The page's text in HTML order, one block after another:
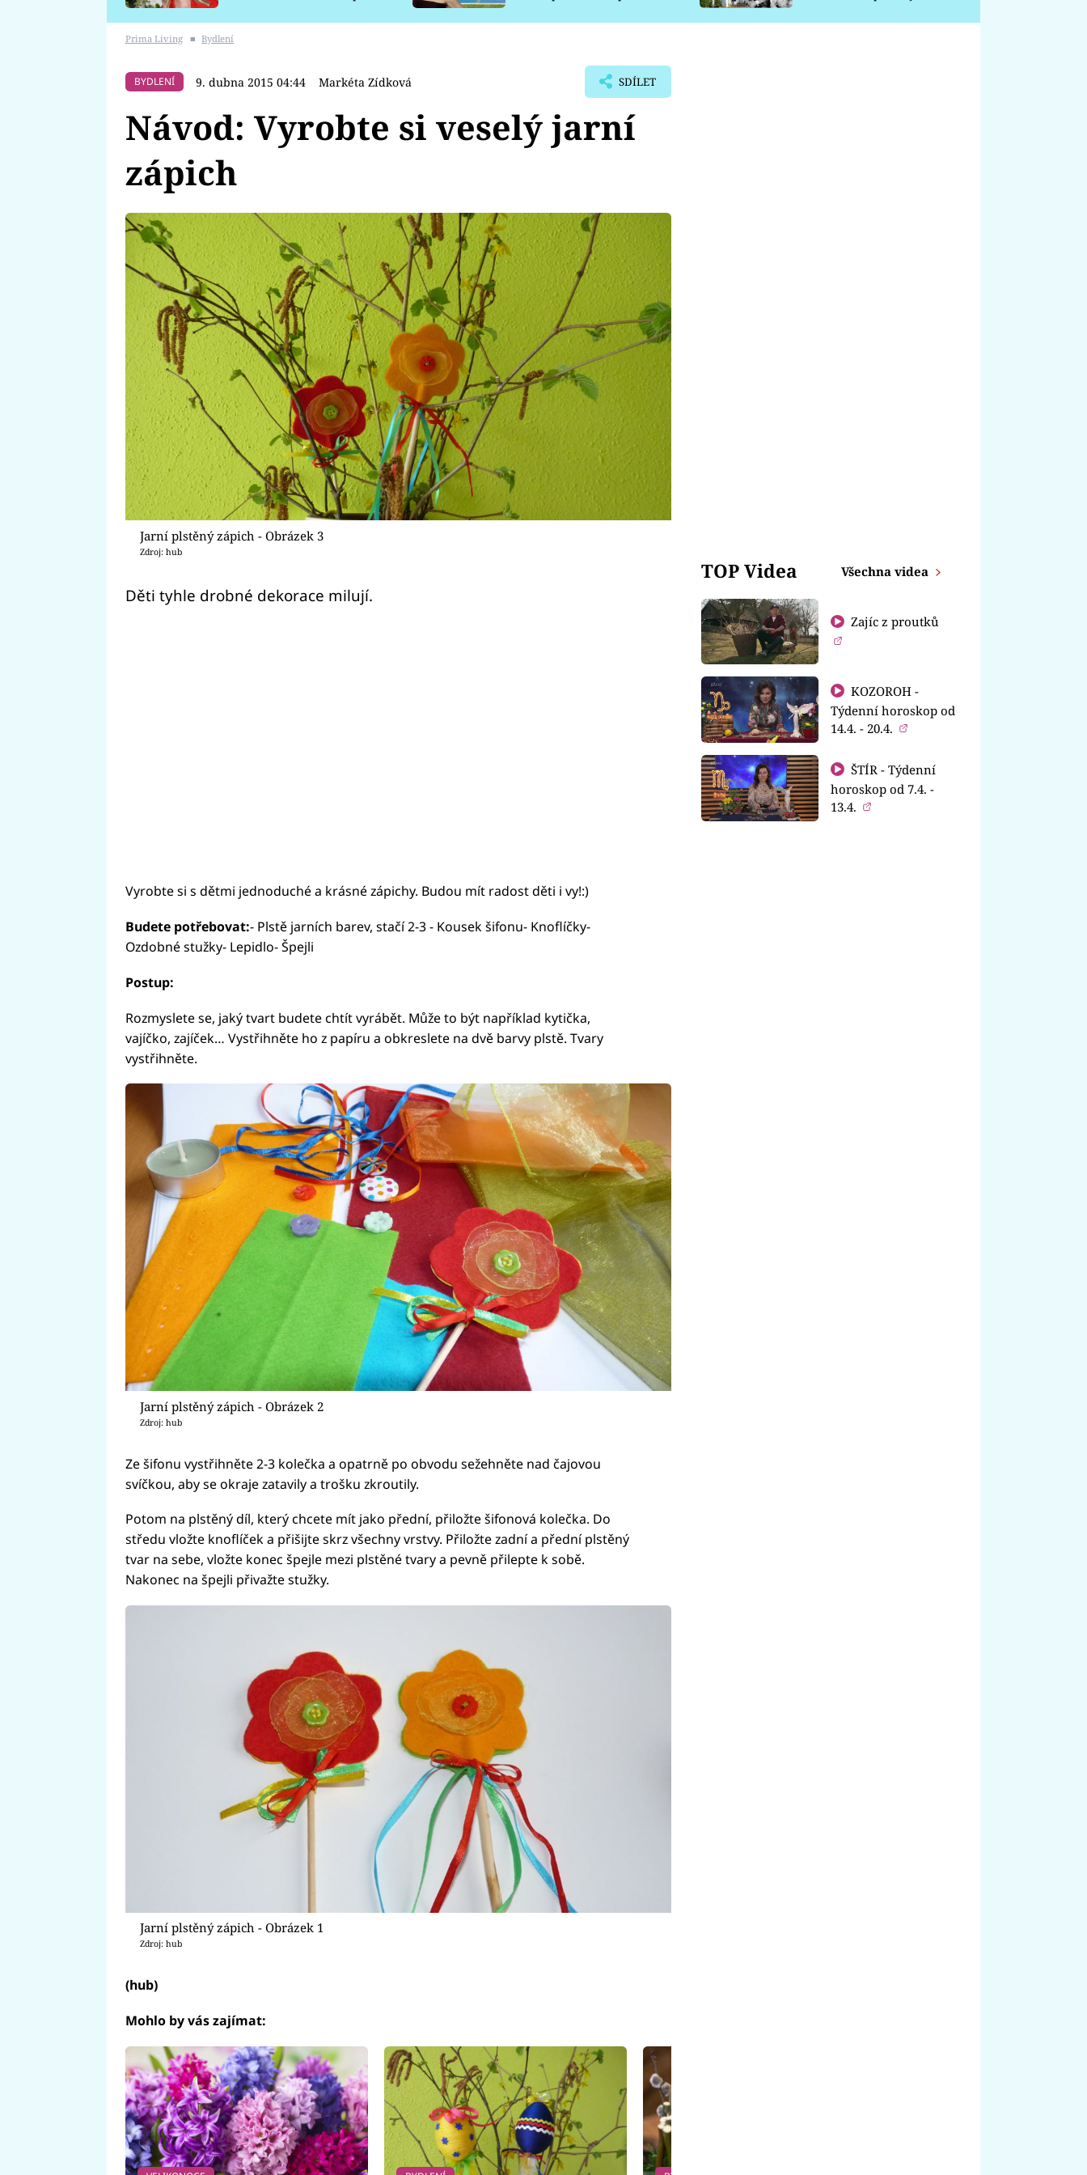
Prima Living ■ Bydlení
BYDLENÍ 9. dubna 2015 04:44 Markéta Zídková SDÍLET
Návod: Vyrobte si veselý jarní
zápich
Jarní plstěný zápich - Obrázek 3
Zdroj: hub
Děti tyhle drobné dekorace milují.
Vyrobte si s dětmi jednoduché a krásné zápichy. Budou mít radost děti i vy!:)
Budete potřebovat:- Plstě jarních barev, stačí 2-3 - Kousek šifonu- Knoflíčky-
Ozdobné stužky- Lepidlo- Špejli
Postup:
Rozmyslete se, jaký tvart budete chtít vyrábět. Může to být například kytička,
vajíčko, zajíček… Vystřihněte ho z papíru a obkreslete na dvě barvy plstě. Tvary
vystřihněte.
Jarní plstěný zápich - Obrázek 2
Zdroj: hub
Ze šifonu vystřihněte 2-3 kolečka a opatrně po obvodu sežehněte nad čajovou
svíčkou, aby se okraje zatavily a trošku zkroutily.
Potom na plstěný díl, který chcete mít jako přední, přiložte šifonová kolečka. Do
středu vložte knoflíček a přišijte skrz všechny vrstvy. Přiložte zadní a přední plstěný
tvar na sebe, vložte konec špejle mezi plstěné tvary a pevně přilepte k sobě.
Nakonec na špejli přivažte stužky.
Jarní plstěný zápich - Obrázek 1
Zdroj: hub
(hub)
Mohlo by vás zajímat:
TOP Videa Všechna videa
Zajíc z proutků
KOZOROH -
Týdenní horoskop od
14.4. - 20.4.
ŠTÍR - Týdenní
horoskop od 7.4. -
13.4.